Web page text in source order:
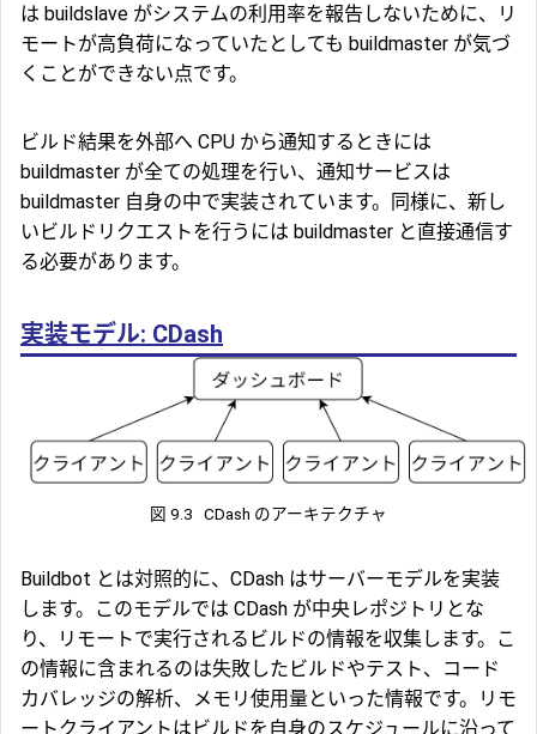
は buildslave がシステムの利用率を報告しないために、リ
モートが高負荷になっていたとしても buildmaster が気づ
くことができない点です。
ビルド結果を外部へ CPU から通知するときには
buildmaster が全ての処理を行い、通知サービスは
buildmaster 自身の中で実装されています。同様に、新し
いビルドリクエストを行うには buildmaster と直接通信す
る必要があります。
実装モデル: CDash
図 9.3 CDash のアーキテクチャ
Buildbot とは対照的に、CDash はサーバーモデルを実装
します。このモデルでは CDash が中央レポジトリとな
り、リモートで実行されるビルドの情報を収集します。こ
の情報に含まれるのは失敗したビルドやテスト、コード
カバレッジの解析、メモリ使用量といった情報です。リモ
ートクライアントはビルドを自身のスケジュールに沿って